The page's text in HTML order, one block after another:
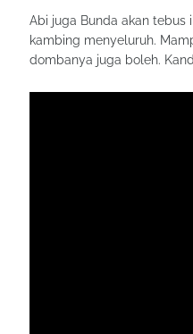
Abi juga Bunda akan tebus
kambing menyeluruh.
dombanya juga boleh.